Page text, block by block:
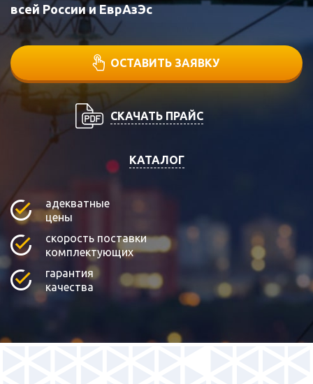
всей России и ЕврАзЭс
ОСТАВИТЬ ЗАЯВКУ
СКАЧАТЬ ПРАЙС
КАТАЛОГ
адекватные
цены
скорость поставки
комплектующих
гарантия
качества